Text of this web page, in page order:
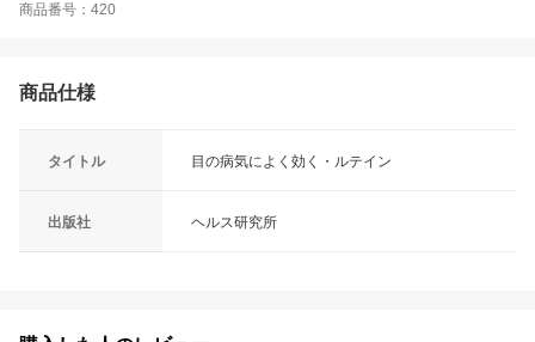
商品番号：420
商品仕様
タイトル 目の病気によく効く・ルテイン
出版社 ヘルス研究所